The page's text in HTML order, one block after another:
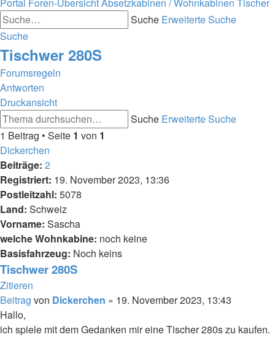
Suche Erweiterte Suche
Suche
Tischwer 280S
Forumsregeln
Antworten
Druckansicht
Suche Erweiterte Suche
1 Beitrag • Seite 1 von 1
Dickerchen
Beiträge: 2
Registriert: 19. November 2023, 13:36
Postleitzahl: 5078
Land: Schweiz
Vorname: Sascha
welche Wohnkabine: noch keine
Basisfahrzeug: Noch keins
Tischwer 280S
Zitieren
Beitrag von Dickerchen » 19. November 2023, 13:43
Hallo,
ich spiele mit dem Gedanken mir eine Tischer 280s zu kaufen.